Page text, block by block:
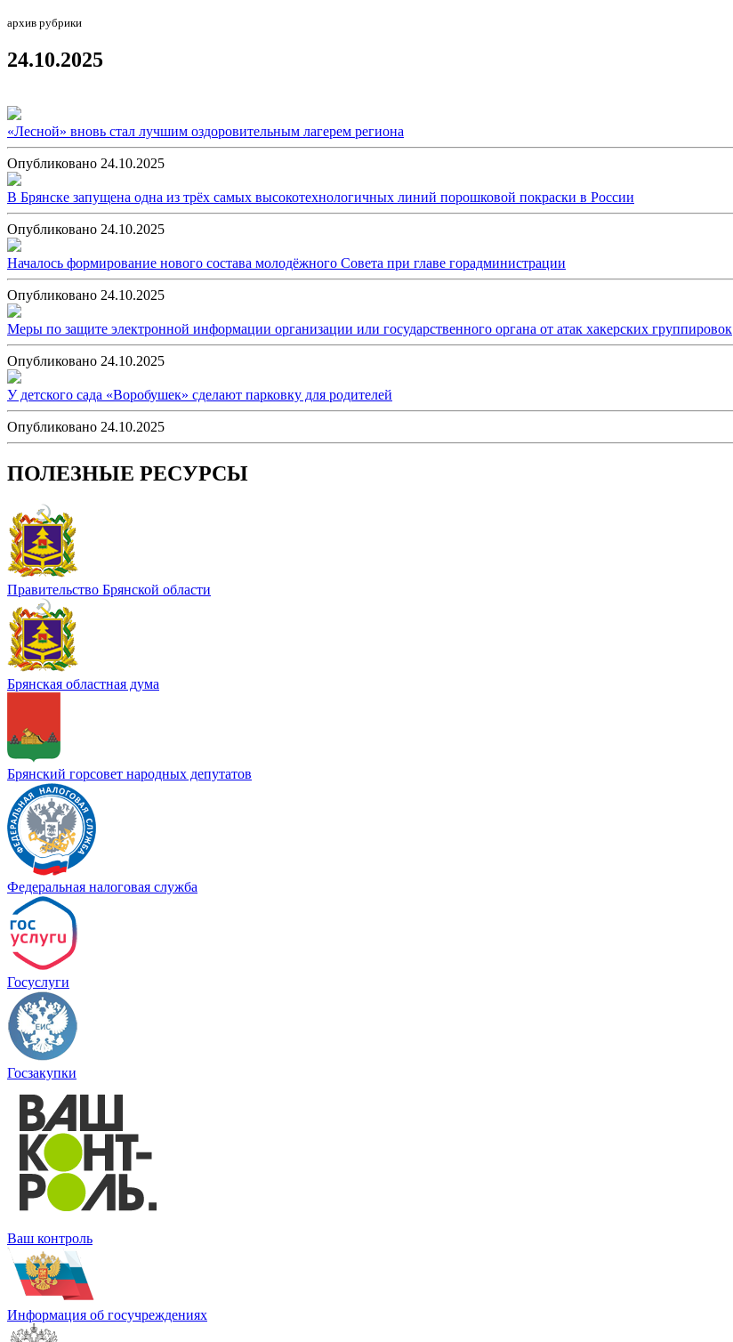
архив рубрики
24.10.2025
«Лесной» вновь стал лучшим оздоровительным лагерем региона
Опубликовано 24.10.2025
В Брянске запущена одна из трёх самых высокотехнологичных линий порошковой покраски в России
Опубликовано 24.10.2025
Началось формирование нового состава молодёжного Совета при главе горадминистрации
Опубликовано 24.10.2025
Меры по защите электронной информации организации или государственного органа от атак хакерских группировок
Опубликовано 24.10.2025
У детского сада «Воробушек» сделают парковку для родителей
Опубликовано 24.10.2025
ПОЛЕЗНЫЕ РЕСУРСЫ
Правительство Брянской области
Брянская областная дума
Брянский горсовет народных депутатов
Федеральная налоговая служба
Госуслуги
Госзакупки
Ваш контроль
Информация об госучреждениях